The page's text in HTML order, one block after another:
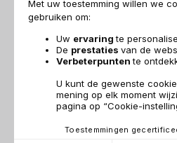
Wie is Recommerce®?
Dit wordt over ons gezegd
Recommerce Group
Aanwerving